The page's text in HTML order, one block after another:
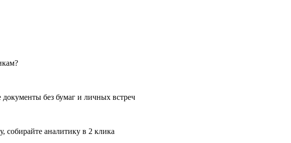
без бумаг и личных встреч
собирайте аналитику в 2 клика